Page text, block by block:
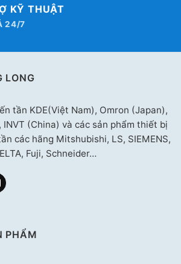
KỸ THUẬT
24/7
LONG
tần KDE(Việt Nam), Omron (Japan),
INVT (China) và các sản phẩm thiết bị
các hãng Mitshubishi, LS, SIEMENS,
Fuji, Schneider…
PHẨM